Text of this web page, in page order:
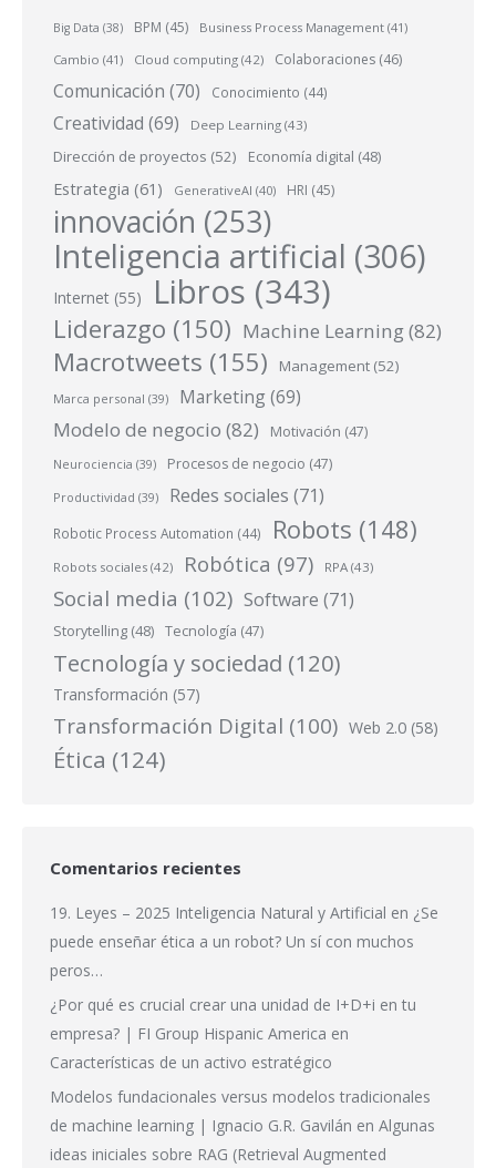
Big Data (38) BPM (45) Business Process Management (41)
Cambio (41) Cloud computing (42) Colaboraciones (46)
Comunicación (70) Conocimiento (44)
Creatividad (69) Deep Learning (43)
Dirección de proyectos (52) Economía digital (48)
Estrategia (61) GenerativeAI (40) HRI (45)
innovación (253)
Inteligencia artificial (306)
Internet (55) Libros (343)
Liderazgo (150) Machine Learning(82)
Macrotweets (155) Management (52)
Marca personal (39) Marketing (69)
Modelo de negocio (82) Motivación (47)
Neurociencia (39) Procesos de negocio (47)
Productividad (39) Redes sociales (71)
Robotic Process Automation (44) Robots (148)
Robots sociales (42) Robótica (97) RPA (43)
Social media (102) Software (71)
Storytelling (48) Tecnología (47)
Tecnología y sociedad (120)
Transformación (57)
Transformación Digital (100) Web 2.0 (58)
Ética (124)
Comentarios recientes
19. Leyes – 2025 Inteligencia Natural y Artificial en ¿Se
puede enseñar ética a un robot? Un sí con muchos
peros…
¿Por qué es crucial crear una unidad de I+D+i en tu
empresa? | FI Group Hispanic America en
Características de un activo estratégico
Modelos fundacionales versus modelos tradicionales
de machine learning | Ignacio G.R. Gavilán en Algunas
ideas iniciales sobre RAG (Retrieval Augmented